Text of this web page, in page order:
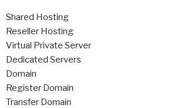
Shared Hosting
Reseller Hosting
Virtual Private Server
Dedicated Servers
Domain
Register Domain
Transfer Domain